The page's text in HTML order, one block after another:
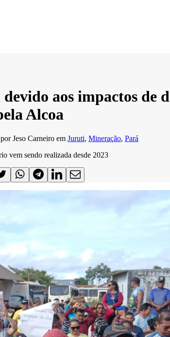
aos impactos de
Alcoa
porJeso Carneiro em Juruti, Mineração, Pará
vem sendo realizada desde 2023